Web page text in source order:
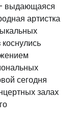
выдающаяся
артистка
сегодня
залах